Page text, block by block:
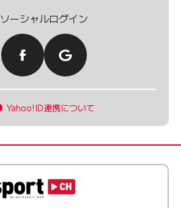
ソーシャルログイン
Yahoo!ID連携について